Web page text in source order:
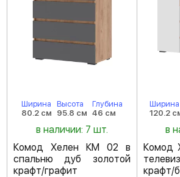
Ширина
80.2 см
Высота
95.8 см
Глубина
46 см
в наличии: 7 шт.
Комод Хелен КМ 02 в
спальню дуб золотой
крафт/графит
Ширина
120.2
в
Комод
крафт/